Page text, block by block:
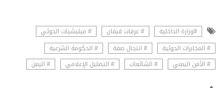
#وزارة الداخلية # عرفات قيفان
# ميليشيات الحوثي
# المخابرات الحوثية
# انتحال صفة
# الحكومة الشرعية
# الأمن اليمني
# الشائعات # التضليل الإعلامي # اليمن